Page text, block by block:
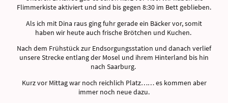
Flimmerkiste aktiviert und sind bis gegen 8:30 im Bett geblieben.
Als ich mit Dina raus ging fuhr gerade ein Bäcker vor, somit
haben wir heute auch frische Brötchen und Kuchen.
Nach dem Frühstück zur Endsorgungsstation und danach verlief
unsere Strecke entlang der Mosel und ihrem Hinterland bis hin
nach Saarburg.
Kurz vor Mittag war noch reichlich Platz…… es kommen aber
immer noch neue dazu.